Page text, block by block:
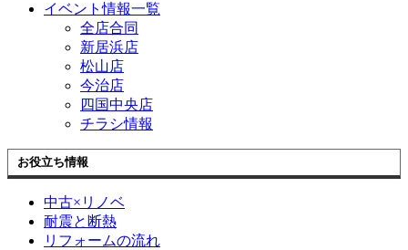
イベント情報一覧
全店合同
新居浜店
松山店
今治店
四国中央店
チラシ情報
お役立ち情報
中古×リノベ
耐震と断熱
リフォームの流れ